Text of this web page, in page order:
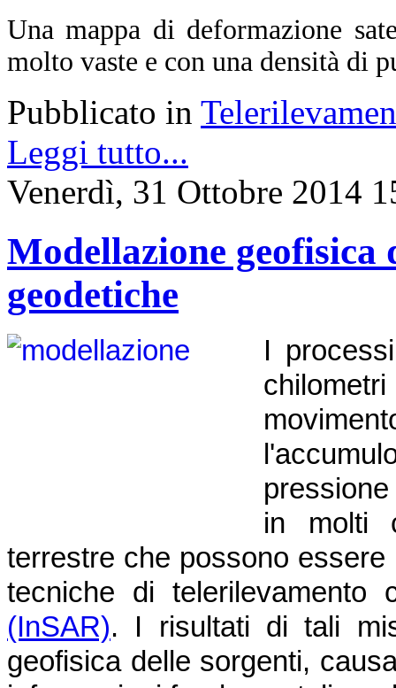
Una mappa di deformazione
molto vaste e con una densità di
Pubblicato in
Leggi tutto...
Venerdì, 31 Ottobre 2014
Modellazione
geodetiche
I
in molti
terrestre che possono
tecniche di telerilevamento
(InSAR). I risultati di tali
geofisica delle sorgenti,